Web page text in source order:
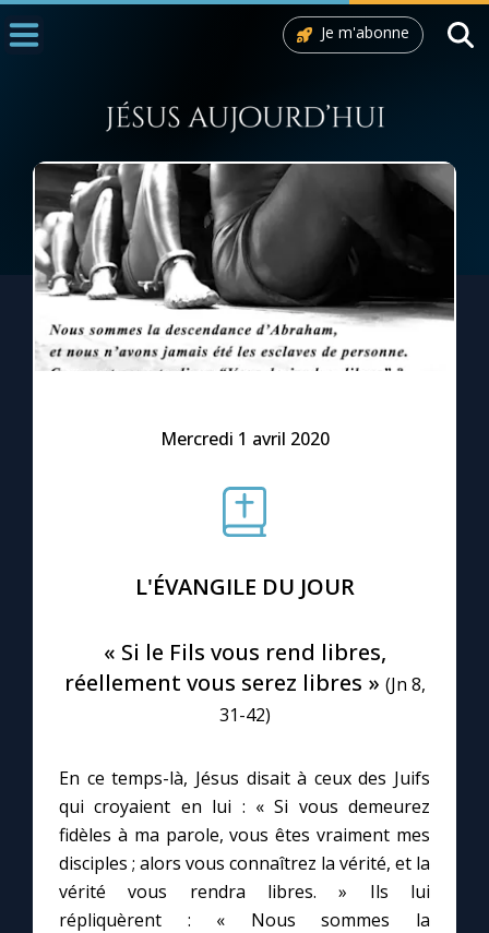
1000 Raisons de Croire
L'actualité de la semaine
La chaîne Youtube
Le site internet
Prier au quotidien
Avec Thérèse de Lisieux
L'Évangile chaque jour
Je m'abonne
Mercredi 1 avril 2020
L'ÉVANGILE DU JOUR
« Si le Fils vous rend libres,
réellement vous serez libres » (Jn 8,
31-42)
En ce temps-là, Jésus disait à ceux des Juifs
qui croyaient en lui : « Si vous demeurez
fidèles à ma parole, vous êtes vraiment mes
disciples ; alors vous connaîtrez la vérité, et la
vérité vous rendra libres. » Ils lui
répliquèrent : « Nous sommes la